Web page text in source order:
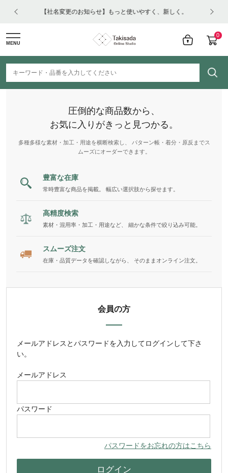
【社名変更のお知らせ】もっと使いやすく、新しく。
0
MENU
圧倒的な商品数から、
お気に入りがきっと見つかる。
多種多様な素材・加工・用途を横断検索し、 パターン帳・着分・原反までス
ムーズにオーダーできます。
豊富な在庫
常時豊富な商品を掲載。 幅広い選択肢から探せます。
高精度検索
素材・混用率・加工・用途など、 細かな条件で絞り込み可能。
スムーズ注文
在庫・品質データを確認しながら、 そのままオンライン注文。
会員の方
メールアドレス とパスワードを入力してログインして下さ
い。
メールアドレス
パスワード
パスワードをお忘れの方はこちら